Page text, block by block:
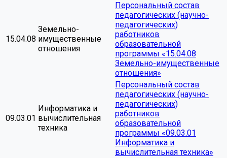
15.04.08
Земельно-
имущественные
отношения
Персональный состав
педагогических (научно-
педагогических)
работников
образовательной
программы «15.04.08
Земельно-имущественные
отношения»
09.03.01
Информатика и
вычислительная
техника
Персональный состав
педагогических (научно-
педагогических)
работников
образовательной
программы «09.03.01
Информатика и
вычислительная техника»